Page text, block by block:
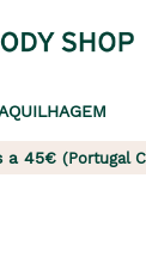
a 45€ (Portugal